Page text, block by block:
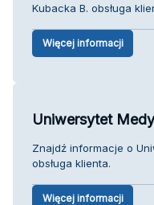
Kubacka B. obsługa
Więcej informacji
Uniwersytet
Znajdź informacje o
obsługa klienta.
Więcej informacji